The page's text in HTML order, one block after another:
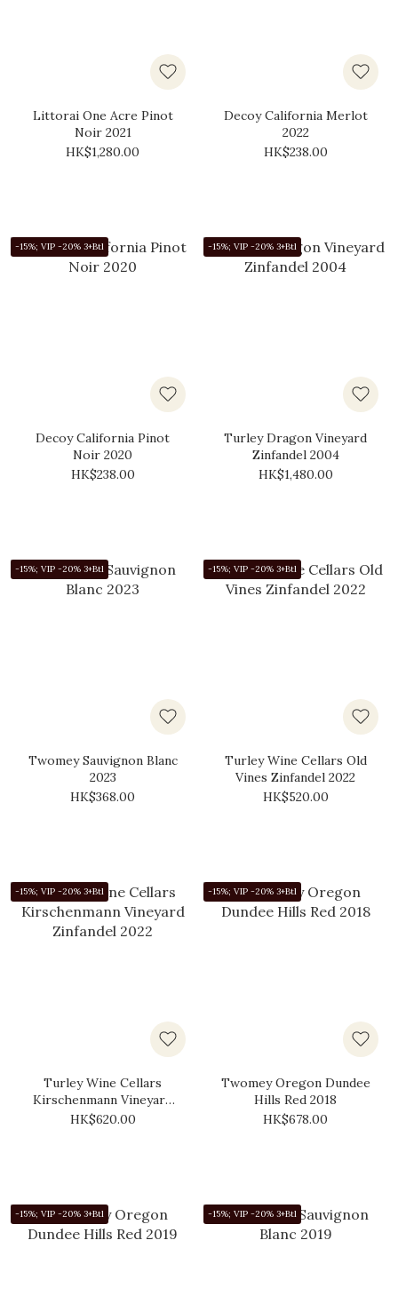
Littorai One Acre Pinot
Noir 2021
HK$1,280.00
Decoy California Merlot
2022
HK$238.00
-15%; VIP -20% 3+Btl
Decoy California Pinot
Noir 2020
HK$238.00
-15%; VIP -20% 3+Btl
Turley Dragon Vineyard
Zinfandel 2004
HK$1,480.00
-15%; VIP -20% 3+Btl
Twomey Sauvignon Blanc
2023
HK$368.00
-15%; VIP -20% 3+Btl
Turley Wine Cellars Old
Vines Zinfandel 2022
HK$520.00
-15%; VIP -20% 3+Btl
Turley Wine Cellars
Kirschenmann Vineyard
Zinfandel 2022
HK$620.00
-15%; VIP -20% 3+Btl
Twomey Oregon Dundee
Hills Red 2018
HK$678.00
-15%; VIP -20% 3+Btl -15%; VIP -20% 3+Btl